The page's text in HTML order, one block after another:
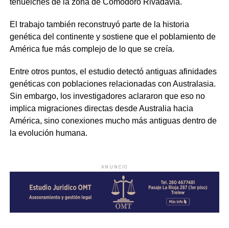
El trabajo también reconstruyó parte de la historia
genética del continente y sostiene que el poblamiento de
América fue más complejo de lo que se creía.
Entre otros puntos, el estudio detectó antiguas afinidades
genéticas con poblaciones relacionadas con Australasia.
Sin embargo, los investigadores aclararon que eso no
implica migraciones directas desde Australia hacia
América, sino conexiones mucho más antiguas dentro de
la evolución humana.
ANUNCIO